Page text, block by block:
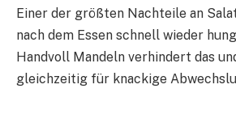
Einer der größten Nachteile an
nach dem Essen schnell wieder
Handvoll Mandeln verhindert das
gleichzeitig für knackige